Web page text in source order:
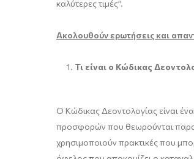
καλύτερες τιμές”.
Ακολουθούν ερωτήσεις και
Τι είναι ο Κώδικας
Ο Κώδικας Δεοντολογίας είναι
προσφορών που θεωρούνται
χρησιμοποιούν πρακτικές που